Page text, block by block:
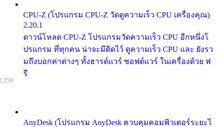
CPU-Z (โปรแกรม CPU-Z วัดดูความเร็ว CPU เครื่องคุณ)
2.20.1
ดาวน์โหลด CPU-Z โปรแกรมวัดความเร็ว CPU อีกหนึ่งโ
ปรแกรม ที่ทุกคน น่าจะมีติดไว้ ดูความเร็ว CPU และ ยังรว
มถึงบอกค่าต่างๆ ทั้งฮารด์แวร์ ซอฟต์แวร์ ในเครื่องด้วย ฟ
รี
AnyDesk (โปรแกรม AnyDesk ควบคุมคอมพิวเตอร์ระยะไ